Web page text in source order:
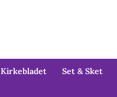
Kirkebladet Set & Sket